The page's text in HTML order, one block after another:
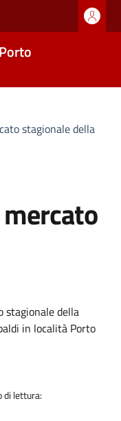
stagionale della
stagionale della
in località Porto
di lettura: